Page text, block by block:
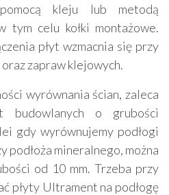
kleju lub metodą
tym celu kołki montażowe.
płyt wzmacnia się przy
zapraw klejowych.
wyrównania ścian, zaleca
budowlanych o grubości
gdy wyrównujemy podłogi
podłoża mineralnego, można
od 10 mm. Trzeba przy
płyty Ultrament na podłogę